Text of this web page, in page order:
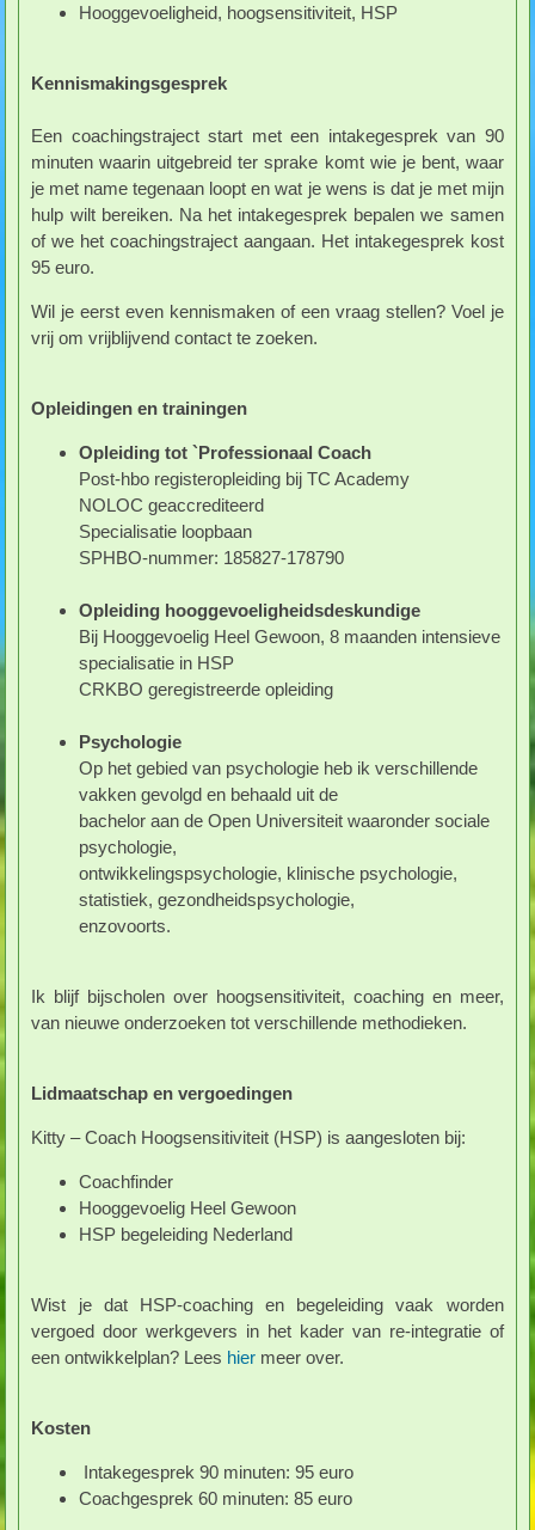
Hooggevoeligheid, hoogsensitiviteit, HSP
Kennismakingsgesprek
Een coachingstraject start met een intakegesprek van 90
minuten waarin uitgebreid ter sprake komt wie je bent, waar
je met name tegenaan loopt en wat je wens is dat je met mijn
hulp wilt bereiken. Na het intakegesprek bepalen we samen
of we het coachingstraject aangaan. Het intakegesprek kost
95 euro.
Wil je eerst even kennismaken of een vraag stellen? Voel je
vrij om vrijblijvend contact te zoeken.
Opleidingen en trainingen
Opleiding tot `Professionaal Coach
Post-hbo registeropleiding bij TC Academy
NOLOC geaccrediteerd
Specialisatie loopbaan
SPHBO-nummer: 185827-178790
Opleiding hooggevoeligheidsdeskundige
Bij Hooggevoelig Heel Gewoon, 8 maanden intensieve
specialisatie in HSP
CRKBO geregistreerde opleiding
Psychologie
Op het gebied van psychologie heb ik verschillende
vakken gevolgd en behaald uit de
bachelor aan de Open Universiteit waaronder sociale
psychologie,
ontwikkelingspsychologie, klinische psychologie,
statistiek, gezondheidspsychologie,
enzovoorts.
Ik blijf bijscholen over hoogsensitiviteit, coaching en meer,
van nieuwe onderzoeken tot verschillende methodieken.
Lidmaatschap en vergoedingen
Kitty – Coach Hoogsensitiviteit (HSP) is aangesloten bij:
Coachfinder
Hooggevoelig Heel Gewoon
HSP begeleiding Nederland
Wist je dat HSP-coaching en begeleiding vaak worden
vergoed door werkgevers in het kader van re-integratie of
een ontwikkelplan? Lees hier meer over.
Kosten
Intakegesprek 90 minuten: 95 euro
Coachgesprek 60 minuten: 85 euro